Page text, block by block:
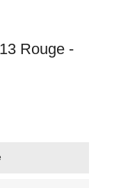
Rouge -